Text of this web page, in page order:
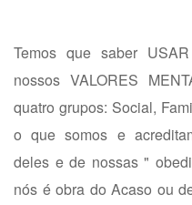
Temos que saber
nossos VALORES
quatro grupos: Social,
o que somos e
deles e de nossas "
nós é obra do Acaso ou